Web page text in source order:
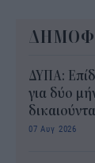
ΔΥΠΑ:
για δύο
07 Αυγ 2026